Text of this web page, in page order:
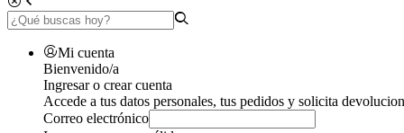
Mi cuenta
Bienvenido/a
Ingresar o crear cuenta
Accede a tus datos personales, tus pedidos y solicita
Correo electrónico